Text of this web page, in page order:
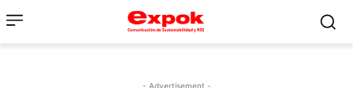
- Advertisement -